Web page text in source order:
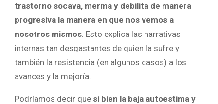
trastorno socava, merma y debilita de manera
progresiva la manera en que nos vemos a
nosotros mismos . Esto explica las narrativas
internas tan desgastantes de quien la sufre y
también la resistencia (en algunos casos) a los
avances y la mejoría.
Podríamos decir que si bien la baja autoestima y